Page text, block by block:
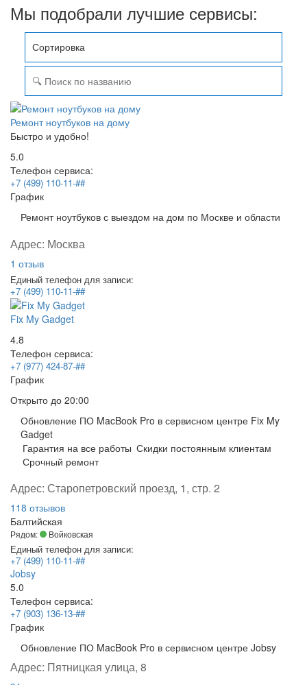
Мы подобрали лучшие сервисы:
Сортировка
Ремонт ноутбуков на дому
Быстро и удобно!
5.0
Телефон сервиса:
+7 (499) 110-11-##
График
Ремонт ноутбуков с выездом на дом по Москве и области
Адрес: Москва
1 отзыв
Единый телефон для записи:
+7 (499) 110-11-##
Fix My Gadget
4.8
Телефон сервиса:
+7 (977) 424-87-##
График
Открыто до 20:00
Обновление ПО MacBook Pro в сервисном центре Fix My
Gadget
Гарантия на все работы Скидки постоянным клиентам
Срочный ремонт
Адрес: Старопетровский проезд, 1, стр. 2
118 отзывов
Балтийская
Рядом: Войковская
Единый телефон для записи:
+7 (499) 110-11-##
Jobsy
5.0
Телефон сервиса:
+7 (903) 136-13-##
График
Обновление ПО MacBook Pro в сервисном центре Jobsy
Адрес: Пятницкая улица, 8